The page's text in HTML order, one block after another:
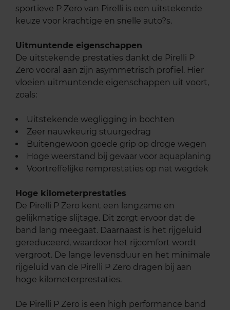
sportieve P Zero van Pirelli is een uitstekende
keuze voor krachtige en snelle auto?s.
Uitmuntende eigenschappen
De uitstekende prestaties dankt de Pirelli P
Zero vooral aan zijn asymmetrisch profiel. Hier
vloeien uitmuntende eigenschappen uit voort,
zoals:
Uitstekende wegligging in bochten
Zeer nauwkeurig stuurgedrag
Buitengewoon goede grip op droge wegen
Hoge weerstand bij gevaar voor aquaplaning
Voortreffelijke remprestaties op nat wegdek
Hoge kilometerprestaties
De Pirelli P Zero kent een langzame en
gelijkmatige slijtage. Dit zorgt ervoor dat de
band lang meegaat. Daarnaast is het rijgeluid
gereduceerd, waardoor het rijcomfort wordt
vergroot. De lange levensduur en het minimale
rijgeluid van de Pirelli P Zero dragen bij aan
hoge kilometerprestaties.
De Pirelli P Zero is een high performance band